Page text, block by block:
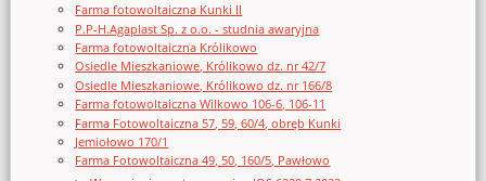
Farma fotowoltaiczna Kunki II
P.P-H.Agaplast Sp. z o.o. - studnia awaryjna
Farma fotowoltaiczna Królikowo
Osiedle Mieszkaniowe, Królikowo dz. nr 42/7
Osiedle Mieszkaniowe, Królikowo dz. nr 166/8
Farma fotowoltaiczna Wilkowo 106-6, 106-11
Farma Fotowoltaiczna 57, 59, 60/4, obręb Kunki
Jemiołowo 170/1
Farma Fotowoltaiczna 49, 50, 160/5, Pawłowo